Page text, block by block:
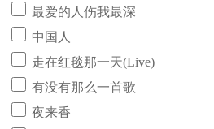
最爱的人伤我最深
中国人
走在红毯那一天(Live)
有没有那么一首歌
夜来香